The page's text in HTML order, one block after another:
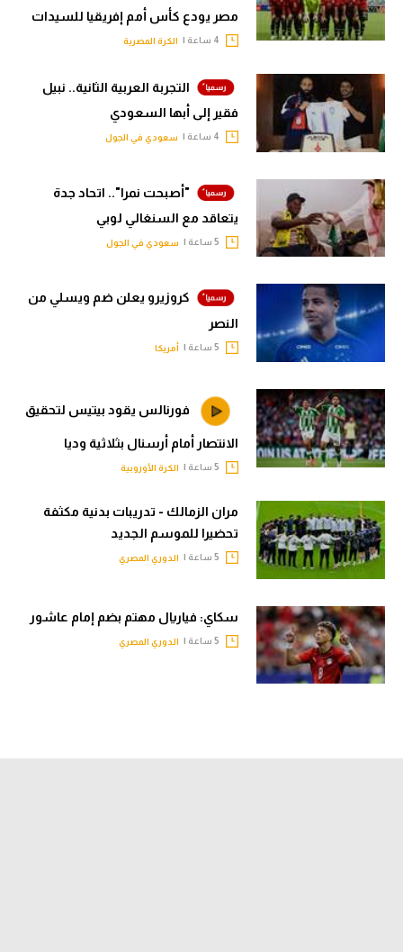
مصر يودع كأس أمم إفريقيا للسيدات
الكرة المصرية
التجربة العربية الثانية.. نبيل
فقير إلى أبها السعودي
سعودي في الجول
"أصبحت نمرا".. اتحاد جدة
يتعاقد مع السنغالي لوبي
سعودي في الجول
كروزيرو يعلن ضم ويسلي من
النصر
أمريكا
فورنالس يقود بيتيس لتحقيق
الانتصار أمام أرسنال بثلاثية وديا
الكرة الأوروبية
مران الزمالك - تدريبات بدنية مكثفة
تحضيرا للموسم الجديد
الدوري المصري
سكاي: فياريال مهتم بضم إمام عاشور
الدوري المصري